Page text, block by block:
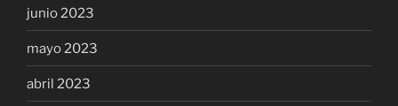
junio 2023
mayo 2023
abril 2023